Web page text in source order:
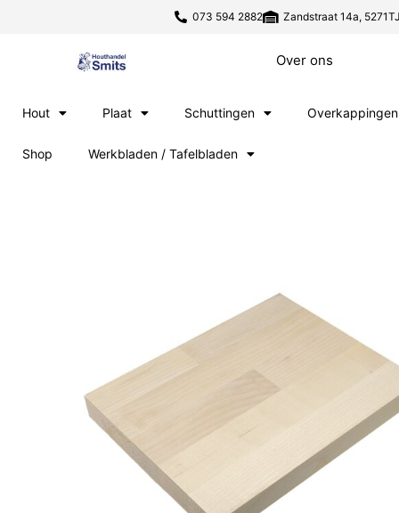
073 594 2882 Zandstraat 14a,
Over ons
Hout Plaat Schuttingen Overkappingen
Shop Werkbladen / Tafelbladen